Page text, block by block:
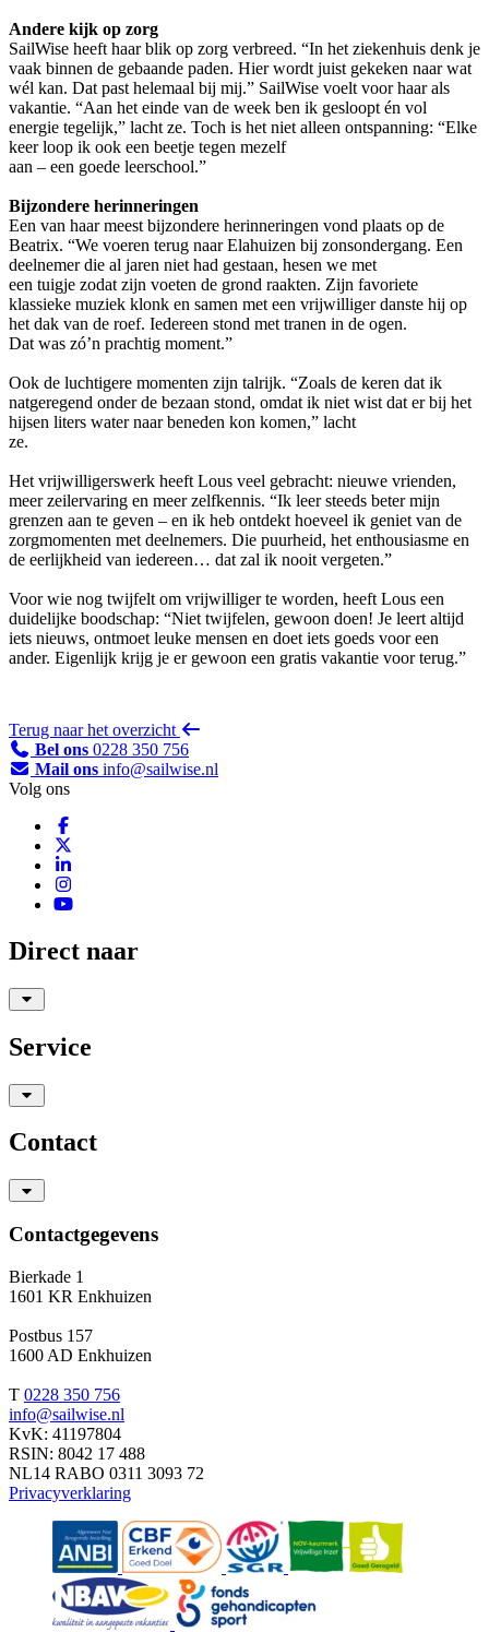
Andere kijk op zorg
SailWise heeft haar blik op zorg verbreed. “In het ziekenhuis denk je
vaak binnen de gebaande paden. Hier wordt juist gekeken naar wat
wél kan. Dat past helemaal bij mij.” SailWise voelt voor haar als
vakantie. “Aan het einde van de week ben ik gesloopt én vol
energie tegelijk,” lacht ze. Toch is het niet alleen ontspanning: “Elke
keer loop ik ook een beetje tegen mezelf
aan – een goede leerschool.”
Bijzondere herinneringen
Een van haar meest bijzondere herinneringen vond plaats op de
Beatrix. “We voeren terug naar Elahuizen bij zonsondergang. Een
deelnemer die al jaren niet had gestaan, hesen we met
een tuigje zodat zijn voeten de grond raakten. Zijn favoriete
klassieke muziek klonk en samen met een vrijwilliger danste hij op
het dak van de roef. Iedereen stond met tranen in de ogen.
Dat was zó’n prachtig moment.”
Ook de luchtigere momenten zijn talrijk. “Zoals de keren dat ik
natgeregend onder de bezaan stond, omdat ik niet wist dat er bij het
hijsen liters water naar beneden kon komen,” lacht
ze.
Het vrijwilligerswerk heeft Lous veel gebracht: nieuwe vrienden,
meer zeilervaring en meer zelfkennis. “Ik leer steeds beter mijn
grenzen aan te geven – en ik heb ontdekt hoeveel ik geniet van de
zorgmomenten met deelnemers. Die puurheid, het enthousiasme en
de eerlijkheid van iedereen… dat zal ik nooit vergeten.”
Voor wie nog twijfelt om vrijwilliger te worden, heeft Lous een
duidelijke boodschap: “Niet twijfelen, gewoon doen! Je leert altijd
iets nieuws, ontmoet leuke mensen en doet iets goeds voor een
ander. Eigenlijk krijg je er gewoon een gratis vakantie voor terug.”
Terug naar het overzicht
Bel ons 0228 350 756
Mail ons info@sailwise.nl
Volg ons
Direct naar
Service
Contact
Contactgegevens
Bierkade 1
1601 KR Enkhuizen
Postbus 157
1600 AD Enkhuizen
T 0228 350 756
info@sailwise.nl
KvK: 41197804
RSIN: 8042 17 488
NL14 RABO 0311 3093 72
Privacyverklaring